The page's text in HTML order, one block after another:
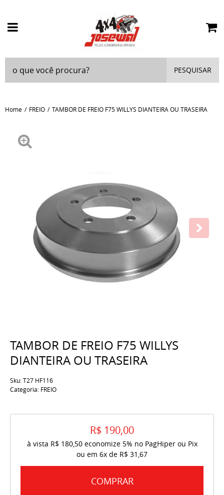
PESQUISAR
Home FREIO TAMBOR DE FREIO F75 WILLYS DIANTEIRA OU TRASEIRA
TAMBOR DE FREIO F75 WILLYS
DIANTEIRA OU TRASEIRA
Sku:T27 HF116
Categoria: FREIO
R$ 190,00
à vista R$ 180,50economize 5% no PagHiper ou Pix
ou em 6x de R$ 31,67
COMPRAR